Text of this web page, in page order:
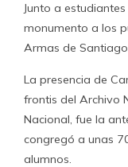
Junto a
monumento a los
Armas de
La presencia de
frontis del Archivo
Nacional, fue la
congregó a unas
alumnos.